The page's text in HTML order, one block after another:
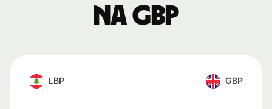
na GBP
LBP GBP